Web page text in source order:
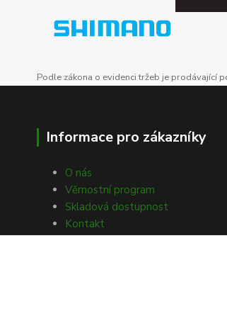
Podle zákona o evidenci tržeb je prodávající
Informace pro zákazníky
O nás
Věrnostní program
Skladová dostupnost
Kontakt
Obchodní podmínky